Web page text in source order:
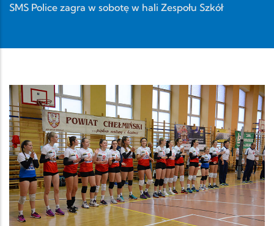
SMS Police zagra w sobotę w hali Zespołu Szkół